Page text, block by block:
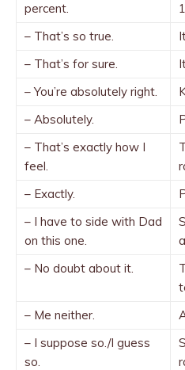
percent.
– That’s so true.
– That’s for sure.
– You’re absolutely right.
– Absolutely.
– That’s exactly how I
feel.
– Exactly.
– I have to side with Dad
on this one.
– No doubt about it.
– Me neither.
– I suppose so./I guess
so.